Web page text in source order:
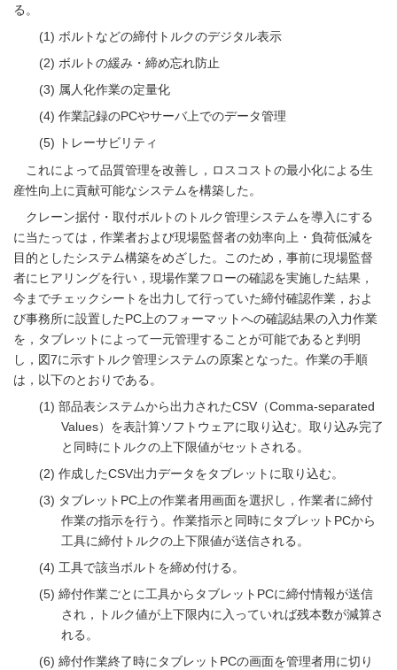
る。
ボルトなどの締付トルクのデジタル表示
ボルトの緩み・締め忘れ防止
属人化作業の定量化
作業記録のPCやサーバ上でのデータ管理
トレーサビリティ
これによって品質管理を改善し，ロスコストの最小化による生
産性向上に貢献可能なシステムを構築した。
クレーン据付・取付ボルトのトルク管理システムを導入にする
に当たっては，作業者および現場監督者の効率向上・負荷低減を
目的としたシステム構築をめざした。このため，事前に現場監督
者にヒアリングを行い，現場作業フローの確認を実施した結果，
今までチェックシートを出力して行っていた締付確認作業，およ
び事務所に設置したPC上のフォーマットへの確認結果の入力作業
を，タブレットによって一元管理することが可能であると判明
し， 図7に示すトルク管理システムの原案となった。作業の手順
は，以下のとおりである。
部品表システムから出力されたCSV（Comma-separated
Values）を表計算ソフトウェアに取り込む。取り込み完了
と同時にトルクの上下限値がセットされる。
作成したCSV出力データをタブレットに取り込む。
タブレットPC上の作業者用画面を選択し，作業者に締付
作業の指示を行う。作業指示と同時にタブレットPCから
工具に締付トルクの上下限値が送信される。
工具で該当ボルトを締め付ける。
締付作業ごとに工具からタブレットPCに締付情報が送信
され，トルク値が上下限内に入っていれば残本数が減算さ
れる。
締付作業終了時にタブレットPCの画面を管理者用に切り